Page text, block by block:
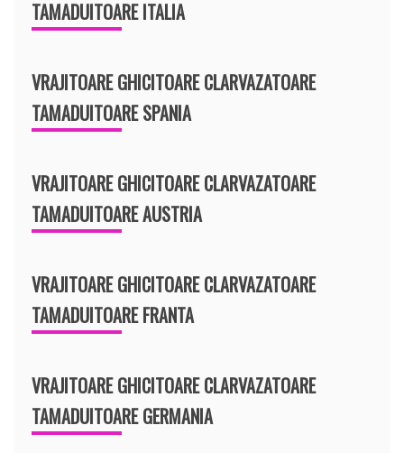
TAMADUITOARE ITALIA
VRAJITOARE GHICITOARE CLARVAZATOARE
TAMADUITOARE SPANIA
VRAJITOARE GHICITOARE CLARVAZATOARE
TAMADUITOARE AUSTRIA
VRAJITOARE GHICITOARE CLARVAZATOARE
TAMADUITOARE FRANTA
VRAJITOARE GHICITOARE CLARVAZATOARE
TAMADUITOARE GERMANIA